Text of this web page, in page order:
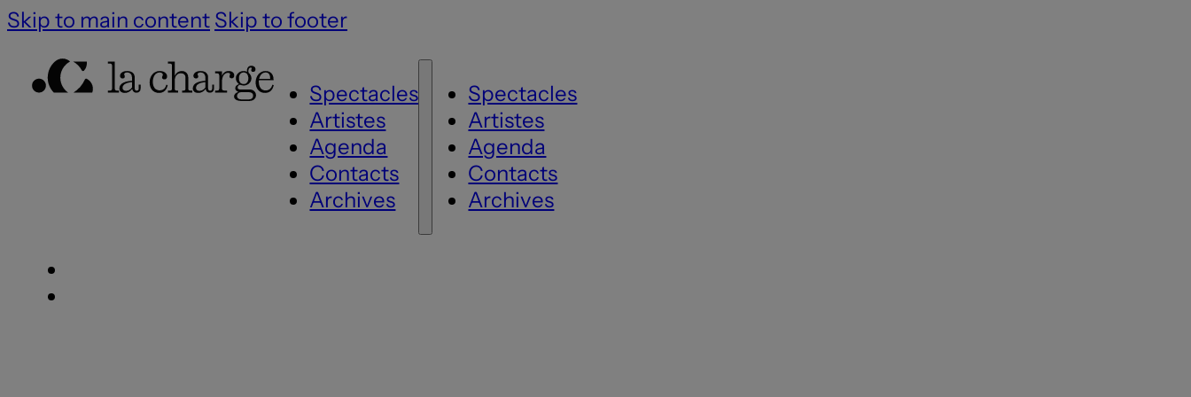
Skip to main content Skip to footer
Spectacles
Artistes
Agenda
Contacts
Archives
Spectacles
Artistes
Agenda
Contacts
Archives